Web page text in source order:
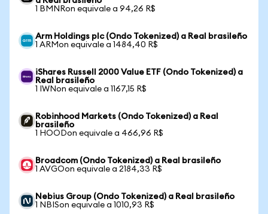
1 BMNRon equivale a 94,26 R$
Arm Holdings plc (Ondo Tokenized) a Real brasileño
1 ARMon equivale a 1484,40 R$
iShares Russell 2000 Value ETF (Ondo Tokenized) a
Real brasileño
1 IWNon equivale a 1167,15 R$
Robinhood Markets (Ondo Tokenized) a Real
brasileño
1 HOODon equivale a 466,96 R$
Broadcom (Ondo Tokenized) a Real brasileño
1 AVGOon equivale a 2184,33 R$
Nebius Group (Ondo Tokenized) a Real brasileño
1 NBISon equivale a 1010,93 R$